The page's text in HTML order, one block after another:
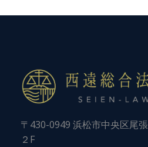
〒430-0949 浜松市中央区尾
２F